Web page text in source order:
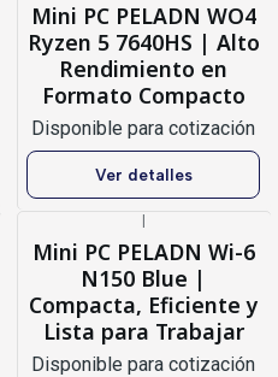
Mini PC PELADN WO4
Ryzen 5 7640HS | Alto
Rendimiento en
Formato Compacto
Disponible para cotización
Ver detalles
Mini PC PELADN Wi-6
N150 Blue |
Compacta, Eficiente y
Lista para Trabajar
Disponible para cotización